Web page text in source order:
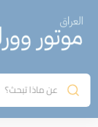
عن ماذا تبحث؟